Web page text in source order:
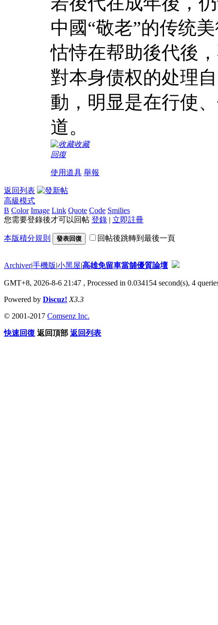
中國“敬老”的传统
怙恃在帮助後代後
對本身债权的处理
動，明显是在行使
道。
收藏
回復
使用道具 舉報
返回列表
高級模式
B Color Image Link Quote Code Smilies
您需要登錄後才可以回帖 登錄 | 立即註冊
本版積分規則 發表回復 回帖後跳轉到最後一頁
Archiver|手機版|小黑屋|高雄免留車當舖優質論壇
GMT+8, 2026-8-6 21:47 , Processed in 0.034154 second(s), 4
Powered by Discuz! X3.3
© 2001-2017 Comsenz Inc.
快速回復 返回頂部 返回列表